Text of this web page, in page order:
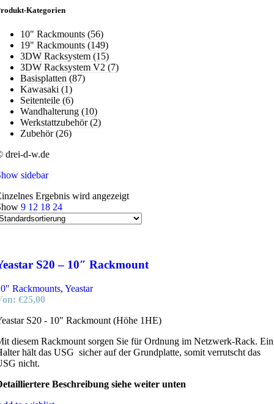
Kategorien
10" Rackmounts (56)
19" Rackmounts (149)
3DW Racksystem (15)
3DW Racksystem V2 (7)
Basisplatten (87)
Kawasaki (1)
Seitenteile (6)
Wandhalterung (10)
Werkstattzubehör(2)
Zubehör(26)
drei-d-w.de
sidebar
Ergebnis wird angezeigt
9 12 18 24
S20 – 10″ Rackmount
Rackmounts, Yeastar
€25,00
S20 - 10" Rackmount (Höhe 1HE)
diesem Rackmount sorgen Sie für Ordnung im Netzwerk-Rack. Ein
hält das USG sicher auf der Grundplatte, somit verrutscht das
nicht.
Beschreibung siehe weiter unten